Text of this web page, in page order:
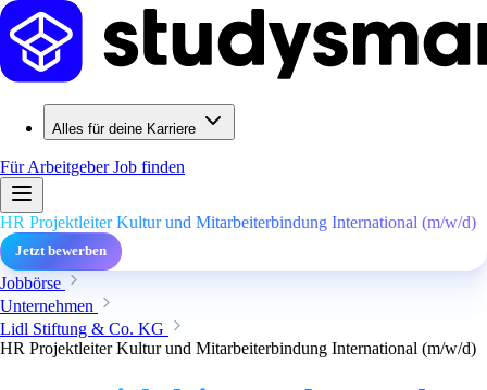
Alles für deine Karriere
Für ArbeitgeberJob finden
HR Projektleiter Kultur und Mitarbeiterbindung International (m/w/d)
Jetzt bewerben
Jobbörse
Unternehmen
Lidl Stiftung & Co. KG
HR Projektleiter Kultur und Mitarbeiterbindung International (m/w/d)